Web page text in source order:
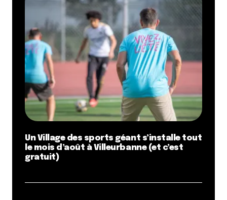
Un Village des sports géant s’installe tout
le mois d’août à Villeurbanne (et c’est
gratuit)